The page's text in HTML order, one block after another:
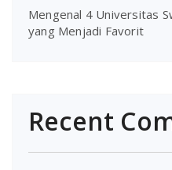
Mengenal 4 Universitas
yang Menjadi Favorit
Recent